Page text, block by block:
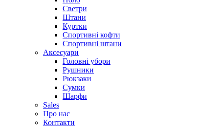
Светри
Штани
Куртки
Cпортивні кофти
Спортивні штани
Аксесуари
Головні убори
Рушники
Рюкзаки
Сумки
Шарфи
Sales
Про нас
Контакти